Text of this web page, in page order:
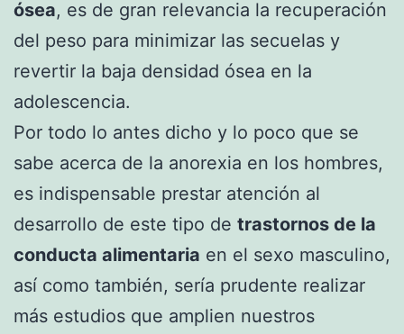
ósea, es de gran relevancia la recuperación
del peso para minimizar las secuelas y
revertir la baja densidad ósea en la
adolescencia.
Por todo lo antes dicho y lo poco que se
sabe acerca de la anorexia en los hombres,
es indispensable prestar atención al
desarrollo de este tipo de trastornos de la
conducta alimentaria en el sexo masculino,
así como también, sería prudente realizar
más estudios que amplien nuestros